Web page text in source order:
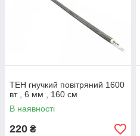
ТЕН гнучкий повітряний 1600
вт , 6 мм , 160 см
В наявності
220 ₴